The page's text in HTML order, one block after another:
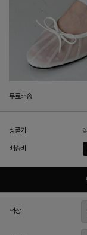
무료배송
상품가
배송비
색상